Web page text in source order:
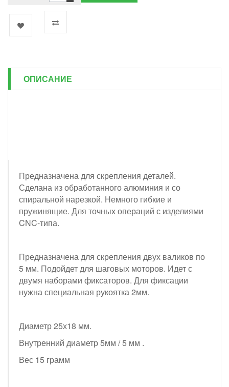
ОПИСАНИЕ
Предназначена для скрепления деталей.
Сделана из обработанного алюминия и со
спиральной нарезкой. Немного гибкие и
пружинящие. Для точных операций с изделиями
CNC-типа.
Предназначена для скрепления двух валиков по
5 мм. Подойдет для шаговых моторов. Идет с
двумя наборами фиксаторов. Для фиксации
нужна специальная рукоятка 2мм.
Диаметр 25х18 мм.
Внутренний диаметр 5мм / 5 мм .
Вес 15 грамм